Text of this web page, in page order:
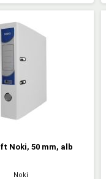
Noki, 50 mm, alb
Noki